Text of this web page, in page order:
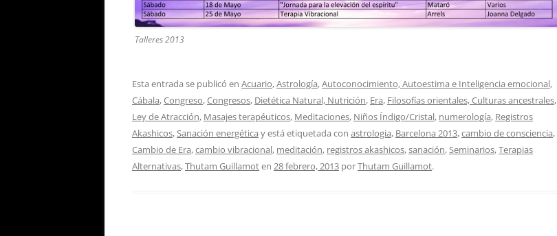
Talleres 2013
Esta entrada se publicó en Acuario,Astrología,Autoconocimiento, Autoestima e Inteligencia emocional,
Cábala,Congreso,Congresos, Dietética Natural, Nutrición, Era, Filosofías orientales, Culturas ancestrales,
Ley de Atracción, Masajes terapéuticos, Meditaciones, Niños Índigo/Cristal, numerología, Registros
Akashicos,Sanación energética y está etiquetada con astrologia, Barcelona 2013,cambio de consciencia,
Cambio de Era,cambio vibracional, meditación, registros akashicos,sanación,Seminarios,Terapias
Alternativas,Thutam Guillamoten 28 febrero, 2013 porThutam Guillamot.